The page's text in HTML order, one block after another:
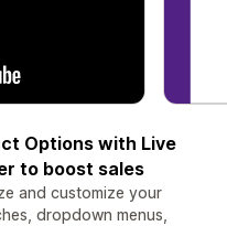
Options with Live
to boost sales
and customize your
dropdown menus,